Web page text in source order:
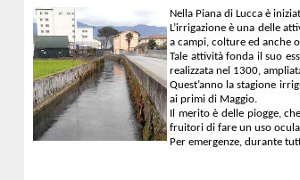
Nella Piana di Lucca è
L’irrigazione è una delle
a campi, colture ed anche
Tale attività fonda il suo
realizzata nel 1300,
Quest’anno la stagione
ai primi di Maggio.
Il merito è delle piogge,
fruitori di fare un uso
Per emergenze, durante